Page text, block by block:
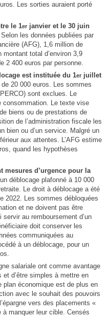
Les sorties auraient porté
le 1er janvier et le 30 juin
les données publiées par
(AFG), 1,6 million de
total d’environ 3,9
2 400 euros par personne.
est instituée du 1er juillet
20 000 euros. Les sommes
sont exclues. Le
consommation. Le texte vise
biens ou de prestations de
de l’administration fiscale les
bien ou d’un service. Malgré un
aux attentes. L’AFG estime
quand les hypothèses
mesures d’urgence pour la
déblocage plafonné à 10 000
Le droit à déblocage a été
2022. Les sommes débloquées
et ne doivent pas être
au remboursement d’un
doit conserver les
communiquées au
à un déblocage, pour un
salariale ont comme avantage
d’être simples à mettre en
économique est de plus en
avec le souhait des pouvoirs
vers des placements «
manquer leur cible. Censés